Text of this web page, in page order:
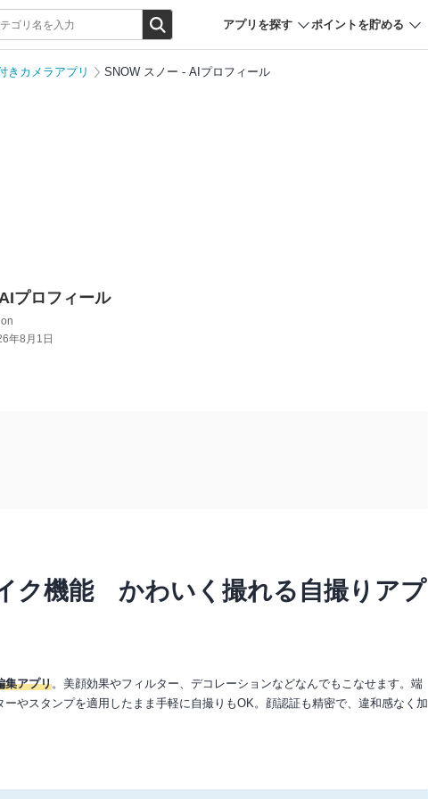
アプリを探す ポイントを貯める
きカメラアプリ SNOW スノー - AIプロフィール
プロフィール
年8月1日
ク機能 かわいく撮れる自撮りアプ
集アプリ。美顔効果やフィルター、デコレーションなどなんでもこなせます。端
やスタンプを適用したまま手軽に自撮りもOK。顔認証も精密で、違和感なく加